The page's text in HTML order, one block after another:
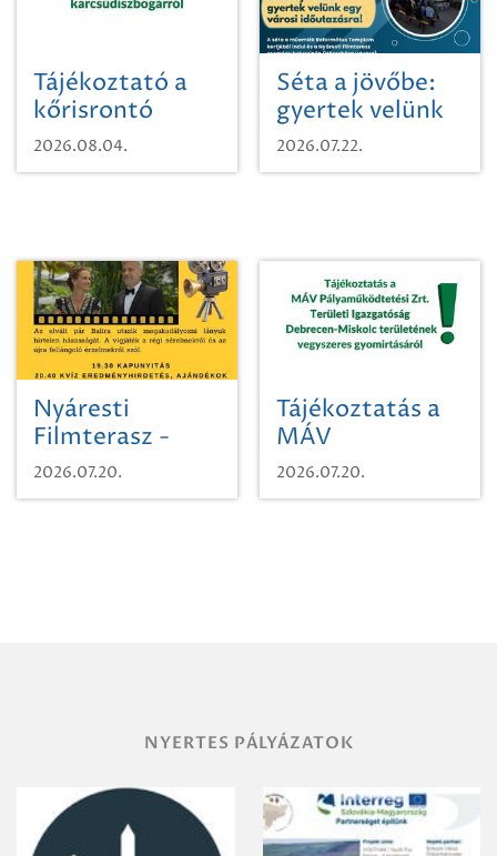
Tájékoztató a
kőrisrontó
karcsúdíszbogárról
2026.08.04.
Séta a jövőbe:
gyertek velünk
egy városi
időutazásra!
2026.07.22.
Nyáresti
Filmterasz -
Beugró a
Paradicsomba
2026.07.20.
Tájékoztatás a
MÁV
Pályaműködtetési
Zrt. Területi
2026.07.20.
NYERTES PÁLYÁZATOK